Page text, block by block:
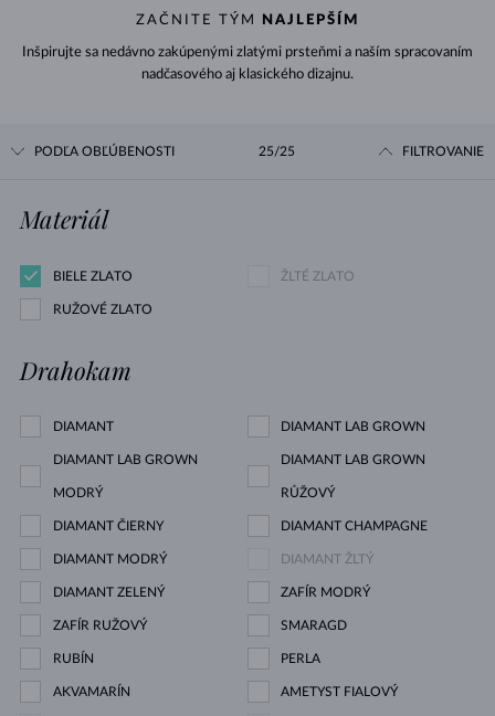
ZAČNITE TÝM NAJLEPŠÍM
Inšpirujte sa nedávno zakúpenými zlatými prsteňmi a naším spracovaním
nadčasového aj klasického dizajnu.
PODĽA OBĽÚBENOSTI 25/25 FILTROVANIE
Materiál
BIELE ZLATO ŽLTÉ ZLATO
RUŽOVÉ ZLATO
Drahokam
DIAMANT DIAMANT LAB GROWN
DIAMANT LAB GROWN
MODRÝ
DIAMANT LAB GROWN
RŮŽOVÝ
DIAMANT ČIERNY DIAMANT CHAMPAGNE
DIAMANT MODRÝ DIAMANT ŽLTÝ
DIAMANT ZELENÝ ZAFÍR MODRÝ
ZAFÍR RUŽOVÝ SMARAGD
RUBÍN PERLA
AKVAMARÍN AMETYST FIALOVÝ